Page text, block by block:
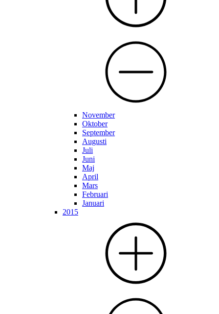
November
Oktober
September
Augusti
Juli
Juni
Maj
April
Mars
Februari
Januari
2015